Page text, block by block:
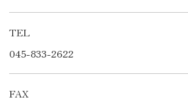
TEL
045-833-2622
FAX